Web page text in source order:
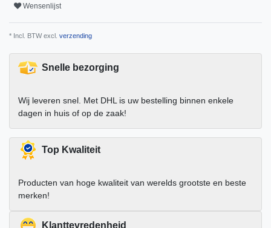
Wensenlijst
* Incl. BTW excl. verzending
Snelle bezorging
Wij leveren snel. Met DHL is uw bestelling binnen enkele
dagen in huis of op de zaak!
Top Kwaliteit
Producten van hoge kwaliteit van werelds grootste en beste
merken!
Klanttevredenheid